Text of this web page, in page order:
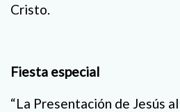
Cristo.
Fiesta especial
“La Presentación de Jesús